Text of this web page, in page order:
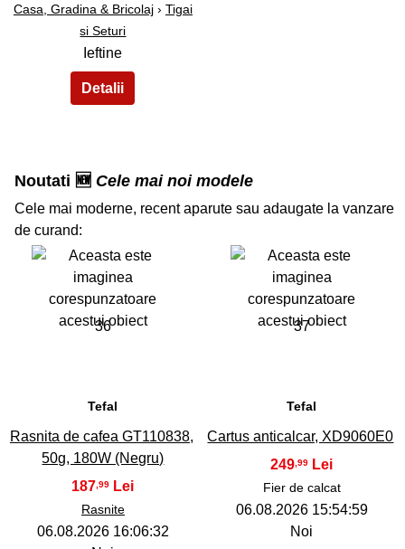
Casa, Gradina & Bricolaj› Tigai
si Seturi
Ieftine
Noutati 🆕 Cele mai noi modele
Cele mai moderne, recent aparute sau adaugate la vanzare
de curand:
36
Tefal
Rasnita de cafea GT110838,
50g, 180W (Negru)
187 ,99
Rasnite
06.08.2026 16:06:32
37
Tefal
Cartus anticalcar, XD9060E0
249 ,99
Fier de calcat
06.08.2026 15:54:59
Noi